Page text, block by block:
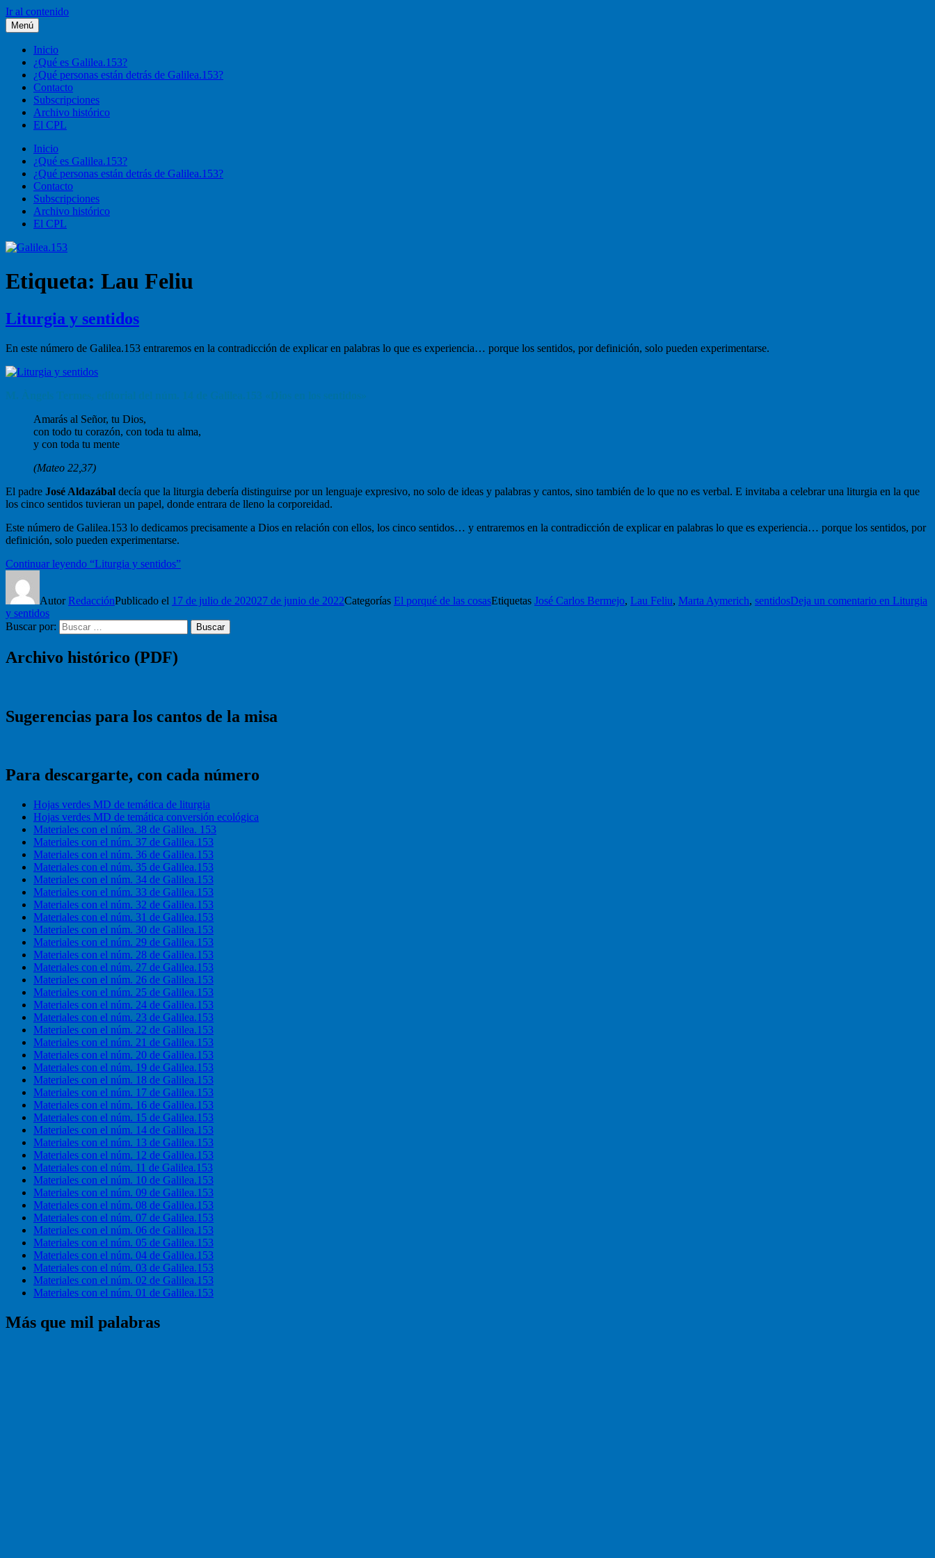
Ir al contenido
Galilea.153
Liturgia, pastoral, vida cristiana
Menú
Inicio
¿Qué es Galilea.153?
¿Qué personas están detrás de Galilea.153?
Contacto
Subscripciones
Archivo histórico
El CPL
Inicio
¿Qué es Galilea.153?
¿Qué personas están detrás de Galilea.153?
Contacto
Subscripciones
Archivo histórico
El CPL
Etiqueta: Lau Feliu
Liturgia y sentidos
En este número de Galilea.153 entraremos en la contradicción de explicar en palabras lo que es experiencia… porque los sentidos, por definición, solo pueden experimentarse.
Amarás al Señor, tu Dios,
con todo tu corazón, con toda tu alma,
y con toda tu mente
(Mateo 22,37)
El padre José Aldazábal decía que la liturgia debería distinguirse por un lenguaje expresivo, no solo de ideas y palabras y cantos, sino también de lo que no es verbal. E invitaba a celebrar una liturgia en la que
los cinco sentidos tuvieran un papel, donde entrara de lleno la corporeidad.
Este número de Galilea.153 lo dedicamos precisamente a Dios en relación con ellos, los cinco sentidos… y entraremos en la contradicción de explicar en palabras lo que es experiencia… porque los sentidos, por
definición, solo pueden experimentarse.
Continuar leyendo “Liturgia y sentidos”
AutorRedacciónPublicado el 17 de julio de 202027 de junio de 2022Categorías El porqué de las cosasEtiquetas José Carlos Bermejo, Lau Feliu, Marta Aymerich, sentidosDeja un comentario en Liturgia
y sentidos
Buscar por:
Buscar
Archivo histórico (PDF)
Sugerencias para los cantos de la misa
Para descargarte, con cada número
Hojas verdes MD de temática de liturgia
Hojas verdes MD de temática conversión ecológica
Materiales con el núm. 38 de Galilea. 153
Materiales con el núm. 37 de Galilea.153
Materiales con el núm. 36 de Galilea.153
Materiales con el núm. 35 de Galilea.153
Materiales con el núm. 34 de Galilea.153
Materiales con el núm. 33 de Galilea.153
Materiales con el núm. 32 de Galilea.153
Materiales con el núm. 31 de Galilea.153
Materiales con el núm. 30 de Galilea.153
Materiales con el núm. 29 de Galilea.153
Materiales con el núm. 28 de Galilea.153
Materiales con el núm. 27 de Galilea.153
Materiales con el núm. 26 de Galilea.153
Materiales con el núm. 25 de Galilea.153
Materiales con el núm. 24 de Galilea.153
Materiales con el núm. 23 de Galilea.153
Materiales con el núm. 22 de Galilea.153
Materiales con el núm. 21 de Galilea.153
Materiales con el núm. 20 de Galilea.153
Materiales con el núm. 19 de Galilea.153
Materiales con el núm. 18 de Galilea.153
Materiales con el núm. 17 de Galilea.153
Materiales con el núm. 16 de Galilea.153
Materiales con el núm. 15 de Galilea.153
Materiales con el núm. 14 de Galilea.153
Materiales con el núm. 13 de Galilea.153
Materiales con el núm. 12 de Galilea.153
Materiales con el núm. 11 de Galilea.153
Materiales con el núm. 10 de Galilea.153
Materiales con el núm. 09 de Galilea.153
Materiales con el núm. 08 de Galilea.153
Materiales con el núm. 07 de Galilea.153
Materiales con el núm. 06 de Galilea.153
Materiales con el núm. 05 de Galilea.153
Materiales con el núm. 04 de Galilea.153
Materiales con el núm. 03 de Galilea.153
Materiales con el núm. 02 de Galilea.153
Materiales con el núm. 01 de Galilea.153
Más que mil palabras